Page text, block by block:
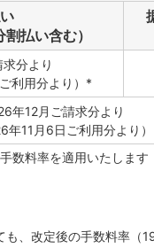
割払い含む）
分より
利用分より）*
年12月ご請求分より
年11月6日ご利用分より）
数料率を適用いたします
、改定後の手数料率（